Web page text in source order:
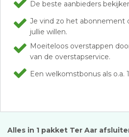
De beste aanbieders
Je vind zo het
jullie willen.
Moeiteloos overstappen
van de overstapservice.
Een welkomstbonus als o.a.
Alles in 1 pakket Ter Aar